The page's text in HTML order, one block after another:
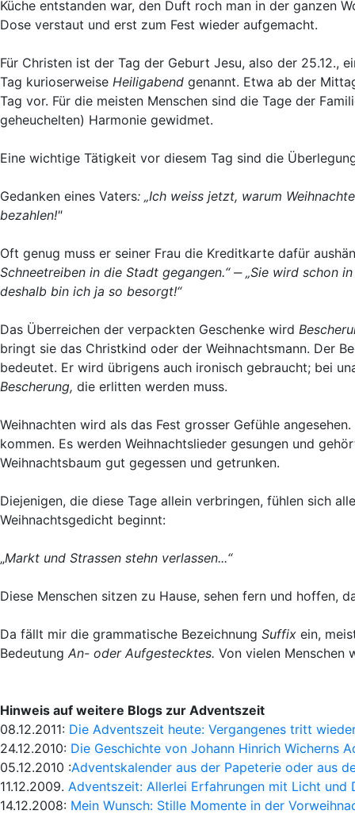
Küche entstanden war, den Duft roch man in der ganzen
Dose verstaut und erst zum Fest wieder aufgemacht.
Für Christen ist der Tag der Geburt Jesu, also der 25.12.,
Tag kurioserweise Heiligabend genannt. Etwa ab der
Tag vor. Für die meisten Menschen sind die Tage der
geheuchelten) Harmonie gewidmet.
Eine wichtige Tätigkeit vor diesem Tag sind die
Gedanken eines Vaters: „Ich weiss jetzt, warum
bezahlen!"
Oft genug muss er seiner Frau die Kreditkarte dafür
Schneetreiben in die Stadt gegangen.“ ‒ „Sie wird schon
deshalb bin ich ja so besorgt!“
Das Überreichen der verpackten Geschenke wird
bringt sie das Christkind oder der Weihnachtsmann. Der
bedeutet. Er wird übrigens auch ironisch gebraucht; bei
Bescherung, die erlitten werden muss.
Weihnachten wird als das Fest grosser Gefühle
kommen. Es werden Weihnachtslieder gesungen und
Weihnachtsbaum gut gegessen und getrunken.
Diejenigen, die diese Tage allein verbringen, fühlen sich
Weihnachtsgedicht beginnt:
„Markt und Strassen stehn verlassen...“
Diese Menschen sitzen zu Hause, sehen fern und hoffen,
Da fällt mir die grammatische Bezeichnung Suffix ein,
Bedeutung An- oder Aufgestecktes. Von vielen Menschen
Hinweis auf weitere Blogs zur Adventszeit
08.12.2011: Die Adventszeit heute: Vergangenes tritt
24.12.2010: Die Geschichte von Johann Hinrich Wicherns
05.12.2010 :Adventskalender aus der Papeterie oder aus
11.12.2009. Adventszeit: Allerlei Erfahrungen mit Licht und
14.12.2008: Mein Wunsch: Stille Momente in der